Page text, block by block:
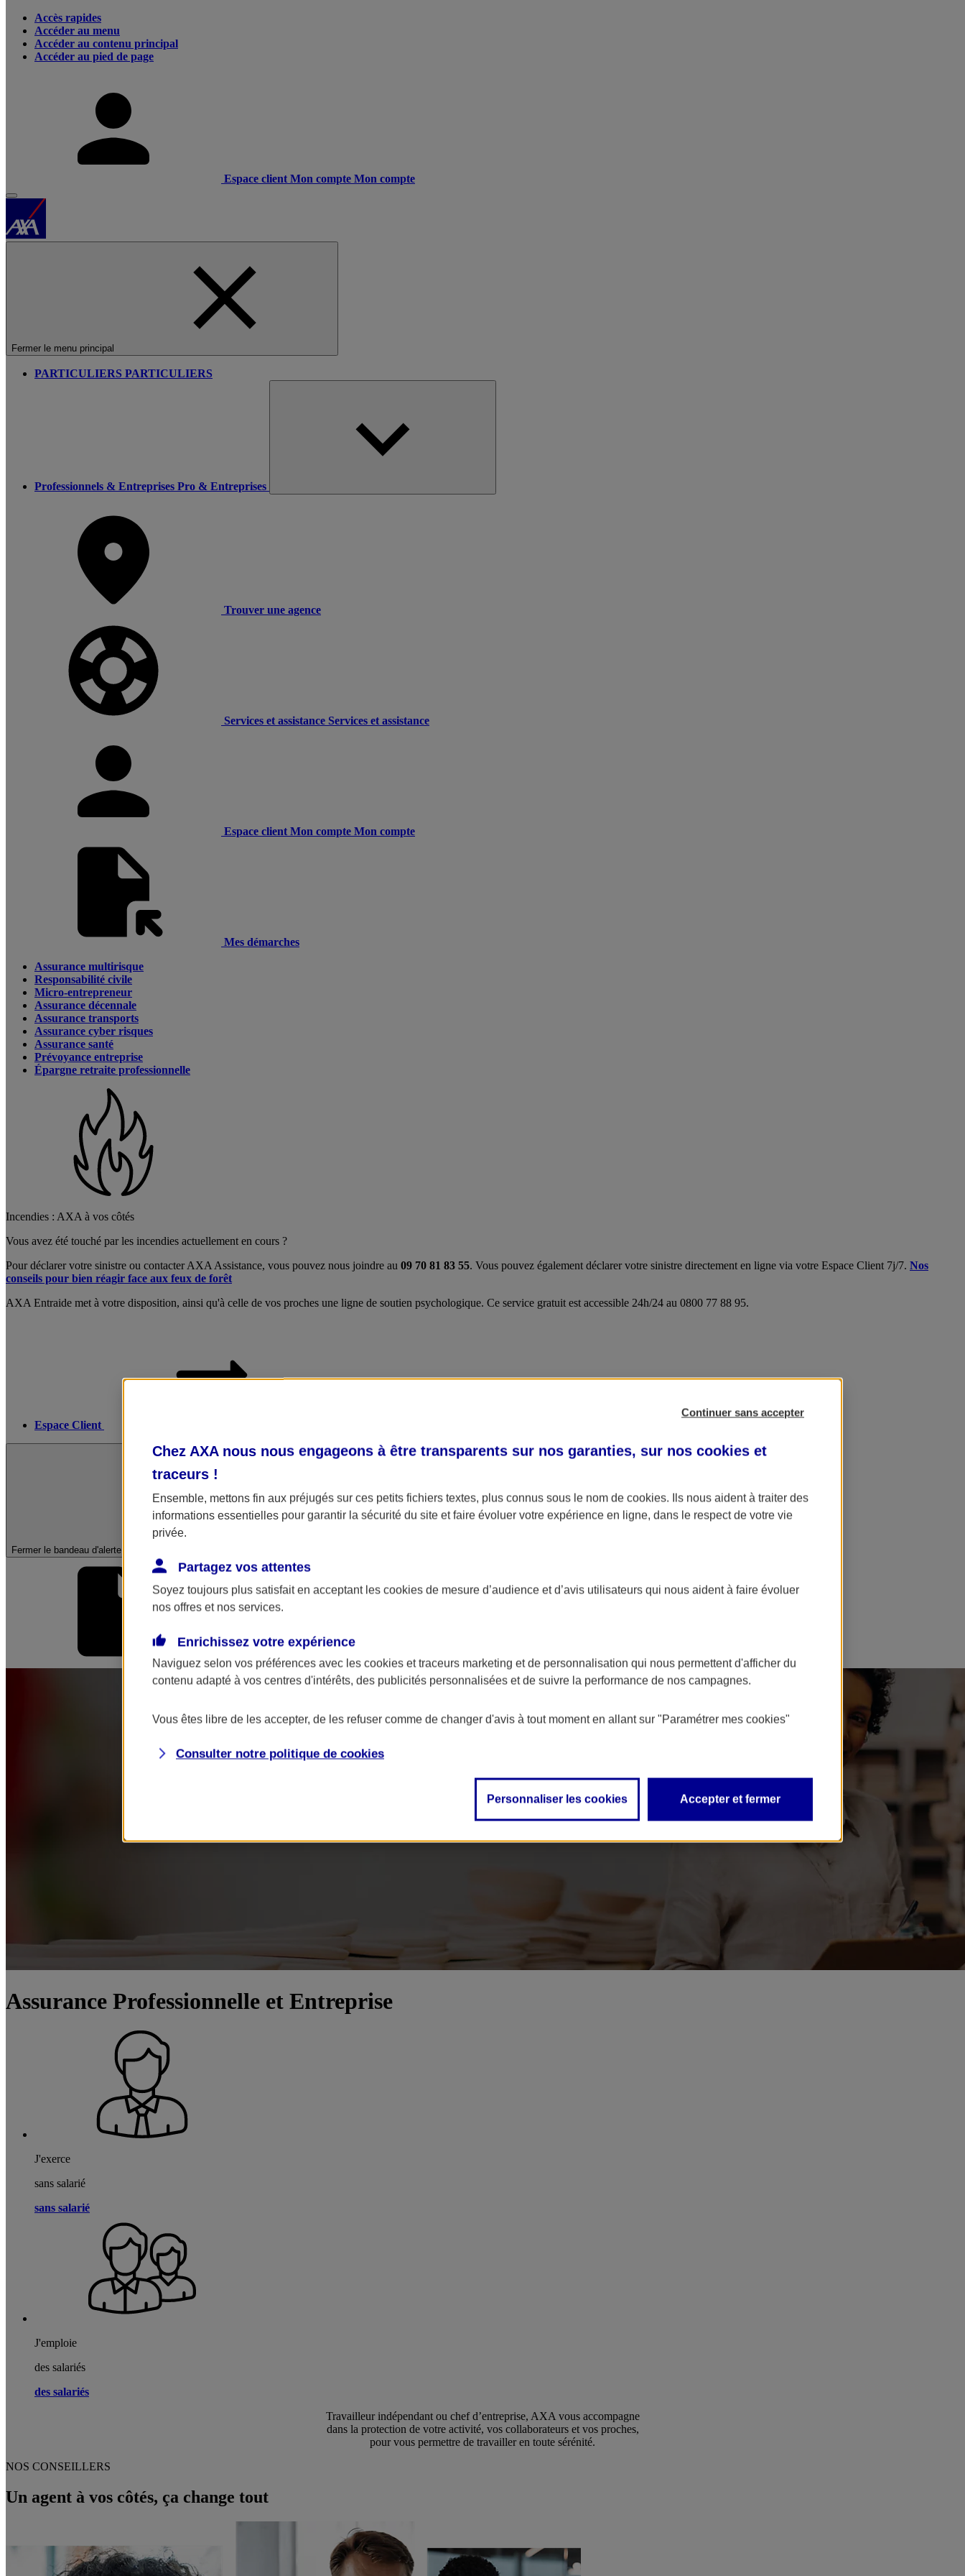
Accès rapides
Accéder au menu
Accéder au contenu principal
Accéder au pied de page
Espace client Mon compte Mon compte
Fermer le menu principal
PARTICULIERS PARTICULIERS
Professionnels & Entreprises Pro & Entreprises
Trouver une agence
Services et assistance Services et assistance
Espace client Mon compte Mon compte
Mes démarches
Assurance multirisque
Responsabilité civile
Micro-entrepreneur
Assurance décennale
Assurance transports
Assurance cyber risques
Assurance santé
Prévoyance entreprise
Épargne retraite professionnelle
Incendies : AXA à vos côtés
Vous avez été touché par les incendies actuellement en cours ?
Pour déclarer votre sinistre ou contacter AXA Assistance, vous pouvez nous joindre au 09 70 81 83 55. Vous pouvez également déclarer votre sinistre directement en ligne via votre Espace Client 7j/7. Nos
conseils pour bien réagir face aux feux de forêt
AXA Entraide met à votre disposition, ainsi qu'à celle de vos proches une ligne de soutien psychologique. Ce service gratuit est accessible 24h/24 au 0800 77 88 95.
Espace Client
Fermer le bandeau d'alerte
Mes démarches
Assurance Professionnelle et Entreprise
J'exerce
sans salarié
sans salarié
J'emploie
des salariés
des salariés
Travailleur indépendant ou chef d’entreprise, AXA vous accompagne
dans la protection de votre activité, vos collaborateurs et vos proches,
pour vous permettre de travailler en toute sérénité.
NOS CONSEILLERS
Un agent à vos côtés, ça change tout
Continuer sans accepter
Chez AXA nous nous engageons à être transparents sur nos garanties, sur nos cookies et
traceurs !
Ensemble, mettons fin aux préjugés sur ces petits fichiers textes, plus connus sous le nom de cookies. Ils nous aident à traiter des
informations essentielles pour garantir la sécurité du site et faire évoluer votre expérience en ligne, dans le respect de votre vie
privée.
Partagez vos attentes
Soyez toujours plus satisfait en acceptant les cookies de mesure d’audience et d’avis utilisateurs qui nous aident à faire évoluer
nos offres et nos services.
Enrichissez votre expérience
Naviguez selon vos préférences avec les cookies et traceurs marketing et de personnalisation qui nous permettent d'afficher du
contenu adapté à vos centres d'intérêts, des publicités personnalisées et de suivre la performance de nos campagnes.
Vous êtes libre de les accepter, de les refuser comme de changer d'avis à tout moment en allant sur "Paramétrer mes cookies"
Consulter notre politique de cookies
Personnaliser les cookies Accepter et fermer